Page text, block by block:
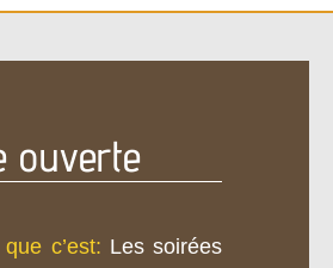
ouverte
que c’est: Les soirées